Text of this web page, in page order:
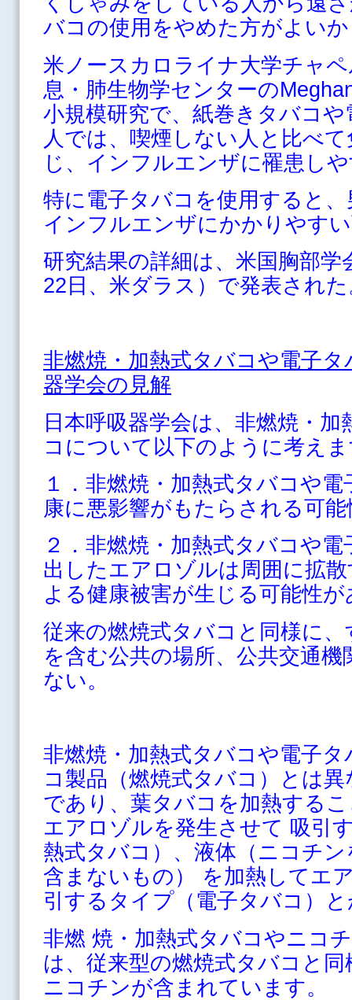
バコの使用をやめた方がよい
米ノースカロライナ大学チャ
息・肺生物学センターの
小規模研究で、紙巻きタバコ
人では、喫煙しない人と比べ
じ、インフルエンザに罹患し
特に電子タバコを使用すると
インフルエンザにかかりやす
研究結果の詳細は、米国胸部学
22日、米ダラス）で発表され
非燃焼・加熱式タバコや電子
器学会の見解
日本呼吸器学会は、非燃焼・
コについて以下のように考え
１．非燃焼・加熱式タバコや
康に悪影響がもたらされる可
２．非燃焼・加熱式タバコや
出したエアロゾルは周囲に拡
よる健康被害が生じる可能性が
従来の燃焼式タバコと同様に
を含む公共の場所、公共交通
ない。
非燃焼・加熱式タバコや電子
コ製品（燃焼式タバコ）とは
であり、葉タバコを加熱する
エアロゾルを発生させて 吸引
熱式タバコ）、液体（ニコチ
含まないもの） を加熱してエ
引するタイプ（電子タバコ）
非燃 焼・加熱式タバコやニコ
は、従来型の燃焼式タバコと
ニコチンが含まれています。